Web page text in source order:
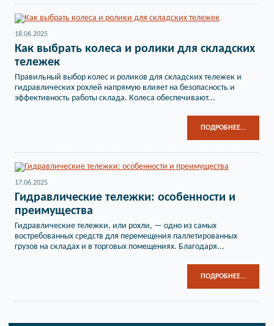
18.06.2025
Как выбрать колеса и ролики для складских
тележек
Правильный выбор колес и роликов для складских тележек и
гидравлических рохлей напрямую влияет на безопасность и
эффективность работы склада. Колеса обеспечивают...
ПОДРОБНЕЕ...
17.06.2025
Гидравлические тележки: особенности и
преимущества
Гидравлические тележки, или рохли, — одно из самых
востребованных средств для перемещения паллетированных
грузов на складах и в торговых помещениях. Благодаря...
ПОДРОБНЕЕ...